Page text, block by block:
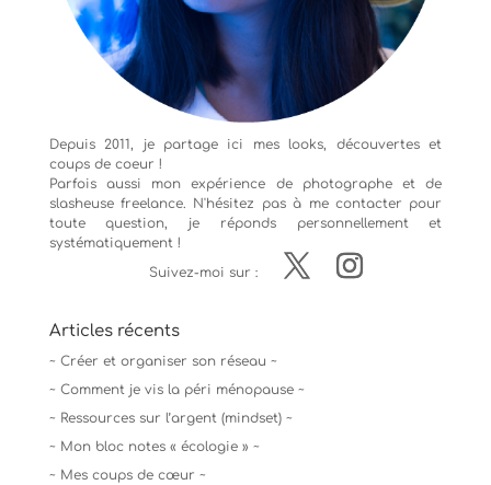
Depuis 2011, je partage ici mes looks, découvertes et
coups de coeur !
Parfois aussi mon expérience de photographeet de
slasheuse freelance. N'hésitez pas à me contacter pour
toute question, je réponds personnellement et
systématiquement !
Suivez-moi sur :
Articles récents
~ Créer et organiser son réseau ~
~ Comment je vis la péri ménopause ~
~ Ressources sur l’argent (mindset) ~
~ Mon bloc notes « écologie » ~
~ Mes coups de cœur ~